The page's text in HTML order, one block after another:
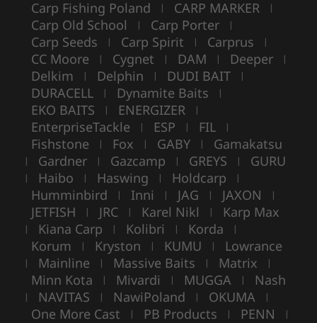
Carp Fishing Poland | CARP MARKER |
Carp Old School | Carp Porter |
Carp Seeds | Carp Spirit | Carprus |
CC Moore | Cygnet | DAM | Deeper |
Delkim | Delphin | DUDI BAIT |
DURACELL | Dynamite Baits |
EKO BAITS | ENERGIZER |
EnterpriseTackle | ESP | FIL |
Fishstone | Fox | GABY | Gamakatsu
| Gardner | Gazcamp | GREYS | GURU
| Haibo | Haswing | Holdcarp |
Humminbird | Inni | JAG | JAXON |
JETFISH | JRC | Karel Nikl | Karp Max
| Kiana Carp | Kolibri | Korda |
Korum | Kryston | KUMU | Lowrance
| Mainline | Massive Baits | Matrix |
Minn Kota | Mivardi | MUGGA | Nash
| NAVITAS | NawiPoland | OKUMA |
One More Cast | PB Products | PENN |